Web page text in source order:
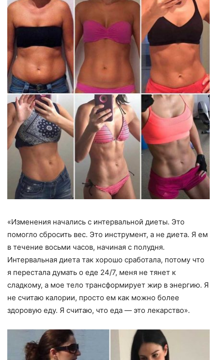
«Изменения начались с интервальной диеты. Это
помогло сбросить вес. Это инструмент, а не диета. Я ем
в течение восьми часов, начиная с полудня.
Интервальная диета так хорошо сработала, потому что
я перестала думать о еде 24/7, меня не тянет к
сладкому, а мое тело трансформирует жир в энергию. Я
не считаю калории, просто ем как можно более
здоровую еду. Я считаю, что еда — это лекарство».